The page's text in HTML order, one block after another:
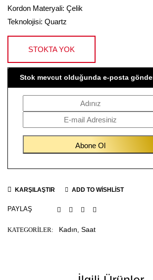
Kordon Materyali: Çelik
Teknolojisi: Quartz
STOKTA YOK
Stok mevcut olduğunda e-posta
KARŞILAŞTIR ADD TO WISHLIST
PAYLAŞ
KATEGORILER: Kadın Saat